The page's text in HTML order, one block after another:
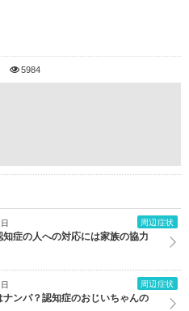
5984
周辺症状
知症の人への対応には家族の協力
周辺症状
ナンパ？認知症のおじいちゃんの